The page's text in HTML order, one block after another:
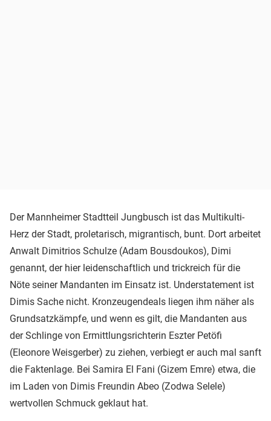
Der Mannheimer Stadtteil Jungbusch ist das Multikulti-
Herz der Stadt, proletarisch, migrantisch, bunt. Dort arbeitet
Anwalt Dimitrios Schulze (Adam Bousdoukos), Dimi
genannt, der hier leidenschaftlich und trickreich für die
Nöte seiner Mandanten im Einsatz ist. Understatement ist
Dimis Sache nicht. Kronzeugendeals liegen ihm näher als
Grundsatzkämpfe, und wenn es gilt, die Mandanten aus
der Schlinge von Ermittlungsrichterin Eszter Petöfi
(Eleonore Weisgerber) zu ziehen, verbiegt er auch mal sanft
die Faktenlage. Bei Samira El Fani (Gizem Emre) etwa, die
im Laden von Dimis Freundin Abeo (Zodwa Selele)
wertvollen Schmuck geklaut hat.